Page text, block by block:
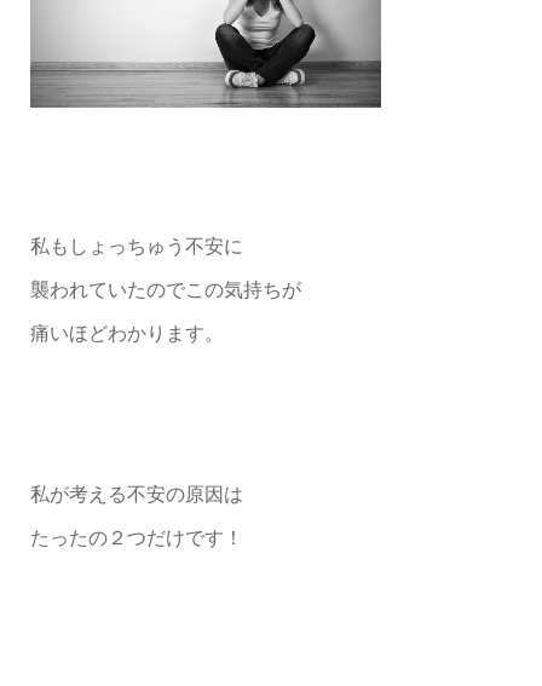
私もしょっちゅう不安に
襲われていたのでこの気持ちが
痛いほどわかります。
私が考える不安の原因は
たったの２つだけです！